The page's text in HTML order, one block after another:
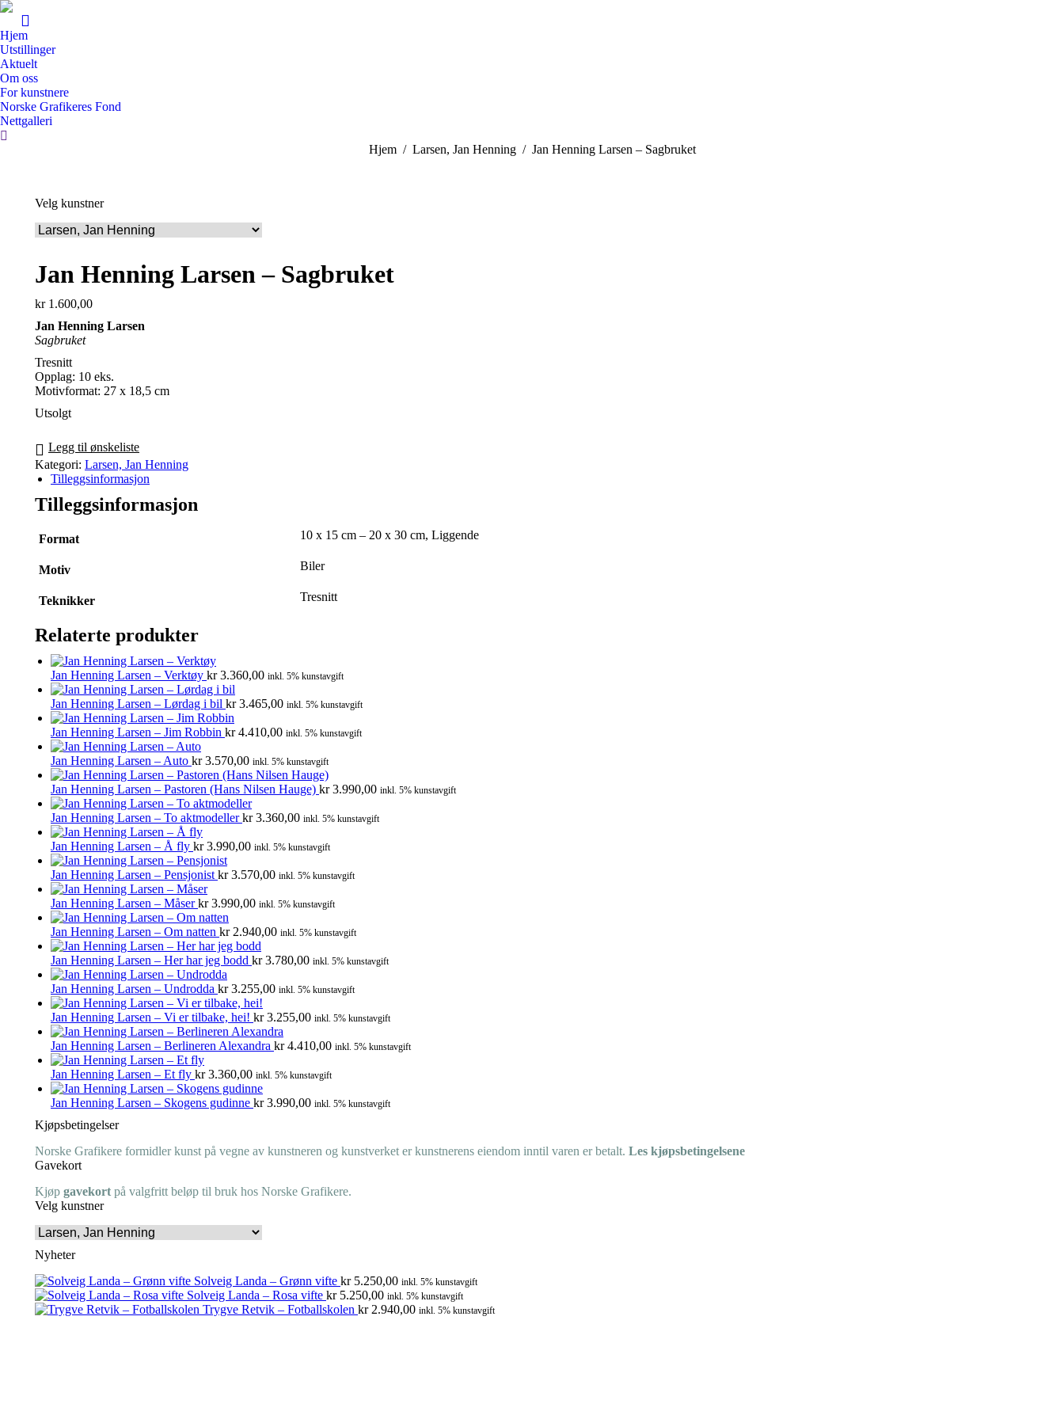
Hjem
Utstillinger
Aktuelt
Om oss
For kunstnere
Norske Grafikeres Fond
Nettgalleri
Search:
You are here:
Hjem Larsen, Jan Henning Jan Henning Larsen – Sagbruket
Velg kunstner
Jan Henning Larsen – Sagbruket
kr1.600,00
Jan Henning Larsen
Sagbruket
Tresnitt
Opplag: 10 eks.
Motivformat: 27 x 18,5 cm
Utsolgt
Legg til ønskeliste
Kategori: Larsen, Jan Henning
Tilleggsinformasjon
Tilleggsinformasjon
Format 10 x 15 cm – 20 x 30 cm, Liggende
Motiv Biler
Teknikker Tresnitt
Relaterte produkter
Jan Henning Larsen – Verktøy kr3.360,00 inkl. 5% kunstavgift
Jan Henning Larsen – Lørdag i bil kr3.465,00 inkl. 5% kunstavgift
Jan Henning Larsen – Jim Robbin kr4.410,00 inkl. 5% kunstavgift
Jan Henning Larsen – Auto kr3.570,00 inkl. 5% kunstavgift
Jan Henning Larsen – Pastoren (Hans Nilsen Hauge) kr3.990,00 inkl. 5% kunstavgift
Jan Henning Larsen – To aktmodellerkr3.360,00 inkl. 5% kunstavgift
Jan Henning Larsen – Å fly kr3.990,00 inkl. 5% kunstavgift
Jan Henning Larsen – Pensjonist kr3.570,00 inkl. 5% kunstavgift
Jan Henning Larsen – Måserkr3.990,00 inkl. 5% kunstavgift
Jan Henning Larsen – Om natten kr2.940,00 inkl. 5% kunstavgift
Jan Henning Larsen – Her har jeg bodd kr3.780,00 inkl. 5% kunstavgift
Jan Henning Larsen – Undrodda kr3.255,00 inkl. 5% kunstavgift
Jan Henning Larsen – Vi er tilbake, hei! kr3.255,00 inkl. 5% kunstavgift
Jan Henning Larsen – Berlineren Alexandra kr4.410,00 inkl. 5% kunstavgift
Jan Henning Larsen – Et fly kr3.360,00 inkl. 5% kunstavgift
Jan Henning Larsen – Skogens gudinne kr3.990,00 inkl. 5% kunstavgift
Kjøpsbetingelser
Norske Grafikere formidler kunst på vegne av kunstneren og kunstverket er kunstnerens eiendom inntil varen er betalt. Les kjøpsbetingelsene
Gavekort
Kjøp gavekort på valgfritt beløp til bruk hos Norske Grafikere.
Velg kunstner
Nyheter
Solveig Landa – Grønn vifte kr5.250,00 inkl. 5% kunstavgift
Solveig Landa – Rosa vifte kr5.250,00 inkl. 5% kunstavgift
Trygve Retvik – Fotballskolen kr2.940,00 inkl. 5% kunstavgift